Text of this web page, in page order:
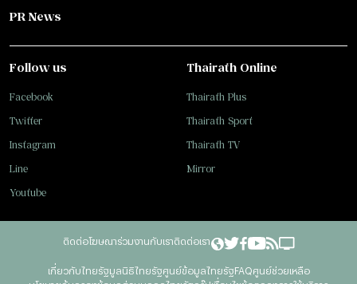
PR News
Follow us
Facebook
Twitter
Instagram
Line
Youtube
Thairath Online
Thairath Plus
Thairath Sport
Thairath TV
Mirror
ติดต่อโฆษณาร่วมงานกับเราติดต่อเรา
เกี่ยวกับไทยรัฐมูลนิธิไทยรัฐศูนย์ข้อมูลไทยรัฐFAQศูนย์ช่วยเหลือ